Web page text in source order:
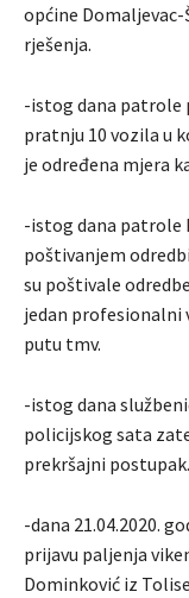
općine Domaljevac-
rješenja.
-istog dana patrole
pratnju 10 vozila u
je određena mjera
-istog dana patrole
poštivanjem
su poštivale
jedan profesionalni
putu tmv.
-istog dana
policijskog sata
prekršajni postupak.
-dana 21.04.2020.
prijavu paljenja
Dominković iz